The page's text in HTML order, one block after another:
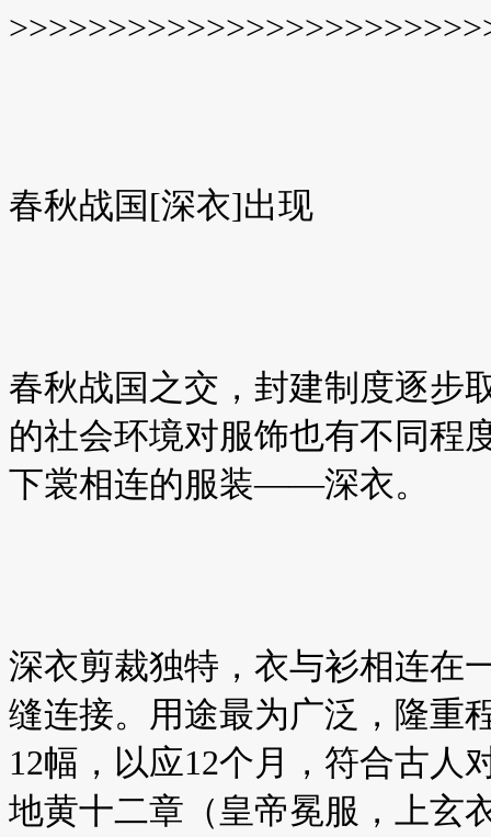
春秋战国[深衣]出现
春秋战国之交，封建制度逐步
的社会环境对服饰也有不同程
下裳相连的服装——深衣。
深衣剪裁独特，衣与衫相连在
缝连接。用途最为广泛，隆重
12幅，以应12个月，符合古人
地黄十二章（皇帝冕服，上玄